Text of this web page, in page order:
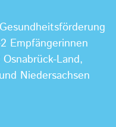
Empfängerinnen
Land,
Niedersachsen